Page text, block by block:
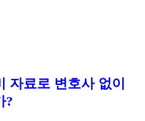
자료로 변호사 없이
?